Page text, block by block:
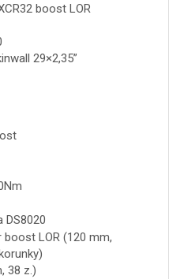
boost LOR
29×2,35”
DS8020
boost LOR (120 mm,
38 z.)